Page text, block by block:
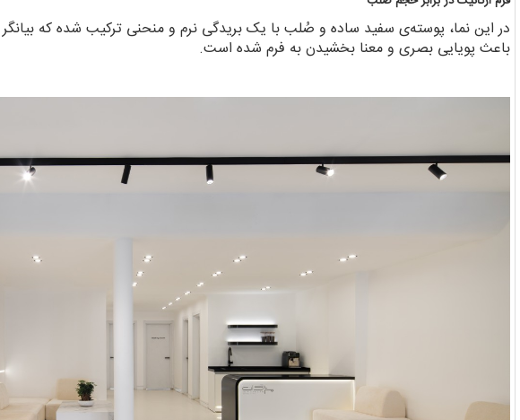
در این نما، پوسته‌ی سفید ساده و صُلب با یک بریدگی نرم و منحنی ترکیب شده که
باعث پویایی بصری و معنا بخشیدن به فرم شده است.